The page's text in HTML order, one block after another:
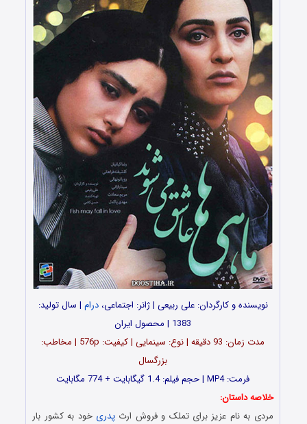
نویسنده و کارگردان: علی ربیعی | ژانر: اجتماعی،درام | سال تولید:
1383 | محصول ایران
مدت زمان: 93 دقیقه | نوع: سینمایی | کیفیت: 576p | مخاطب:
بزرگسال
فرمت: MP4 | حجم فیلم: 1.4 گیگابایت + 774 مگابایت
خلاصه داستان:
مردی به نام عزیز برای تملک و فروش ارثپدری خود به کشور بار